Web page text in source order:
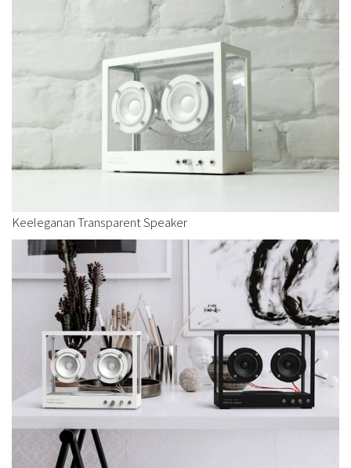
Keeleganan Transparent Speaker